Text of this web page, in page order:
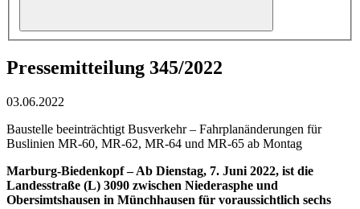
Pressemitteilung 345/2022
03.06.2022
Baustelle beeinträchtigt Busverkehr – Fahrplanänderungen für
Buslinien MR-60, MR-62, MR-64 und MR-65 ab Montag
Marburg-Biedenkopf – Ab Dienstag, 7. Juni 2022, ist die
Landesstraße (L) 3090 zwischen Niederasphe und
Obersimtshausen in Münchhausen für voraussichtlich sechs